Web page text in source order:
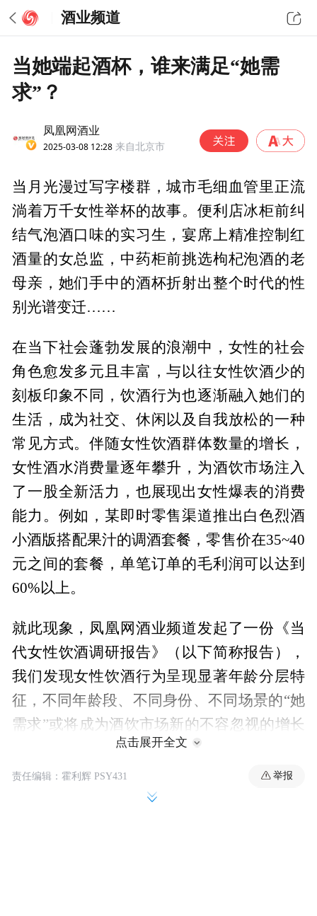
酒业频道
当她端起酒杯，谁来满足“她需
求”？
凤凰网酒业
2025-03-08 12:28 来自北京市
当月光漫过写字楼群，城市毛细血管里正流
淌着万千女性举杯的故事。便利店冰柜前纠
结气泡酒口味的实习生，宴席上精准控制红
酒量的女总监，中药柜前挑选枸杞泡酒的老
母亲，她们手中的酒杯折射出整个时代的性
别光谱变迁……
在当下社会蓬勃发展的浪潮中，女性的社会
角色愈发多元且丰富，与以往女性饮酒少的
刻板印象不同，饮酒行为也逐渐融入她们的
生活，成为社交、休闲以及自我放松的一种
常见方式。伴随女性饮酒群体数量的增长，
女性酒水消费量逐年攀升，为酒饮市场注入
了一股全新活力，也展现出女性爆表的消费
能力。例如，某即时零售渠道推出白色烈酒
小酒版搭配果汁的调酒套餐，零售价在35~40
元之间的套餐，单笔订单的毛利润可以达到
60%以上。
就此现象，凤凰网酒业频道发起了一份《当
代女性饮酒调研报告》（以下简称报告），
我们发现女性饮酒行为呈现显著年龄分层特
征，不同年龄段、不同身份、不同场景的“她
需求”或将成为酒饮市场新的不容忽视的增长
点击展开全文
责任编辑：霍利辉 PSY431 举报